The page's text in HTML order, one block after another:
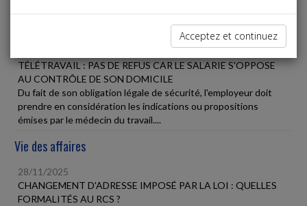
TÉLÉTRAVAIL : PAS DE REFUS CAR LE SALARIE S'OPPOSE
AU CONTRÔLE DE SON DOMICILE
Du fait de son obligation légale de sécurité, l'employeur doit
prendre en considération les indications ou propositions
émises par le médecin du travail....
Vie des affaires
28/11/2025
CHANGEMENT D'ADRESSE IMPOSÉ PAR LA LOI : QUELLES
FORMALITÉS AU RCS ?
Acceptez et continuez